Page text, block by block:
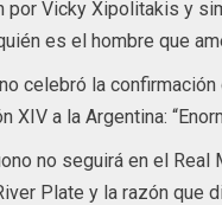
por Vicky Xipolitakis y
es el hombre que
celebró la
XIV a la Argentina:
no seguirá en el Real
Plate y la razón que